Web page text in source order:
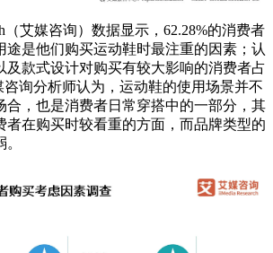
艾媒咨询）数据显示，62.28%的消费者
途是他们购买运动鞋时最注重的因素；认
及款式设计对购买有较大影响的消费者占
咨询分析师认为，运动鞋的使用场景并不
合，也是消费者日常穿搭中的一部分，其
者在购买时较看重的方面，而品牌类型的